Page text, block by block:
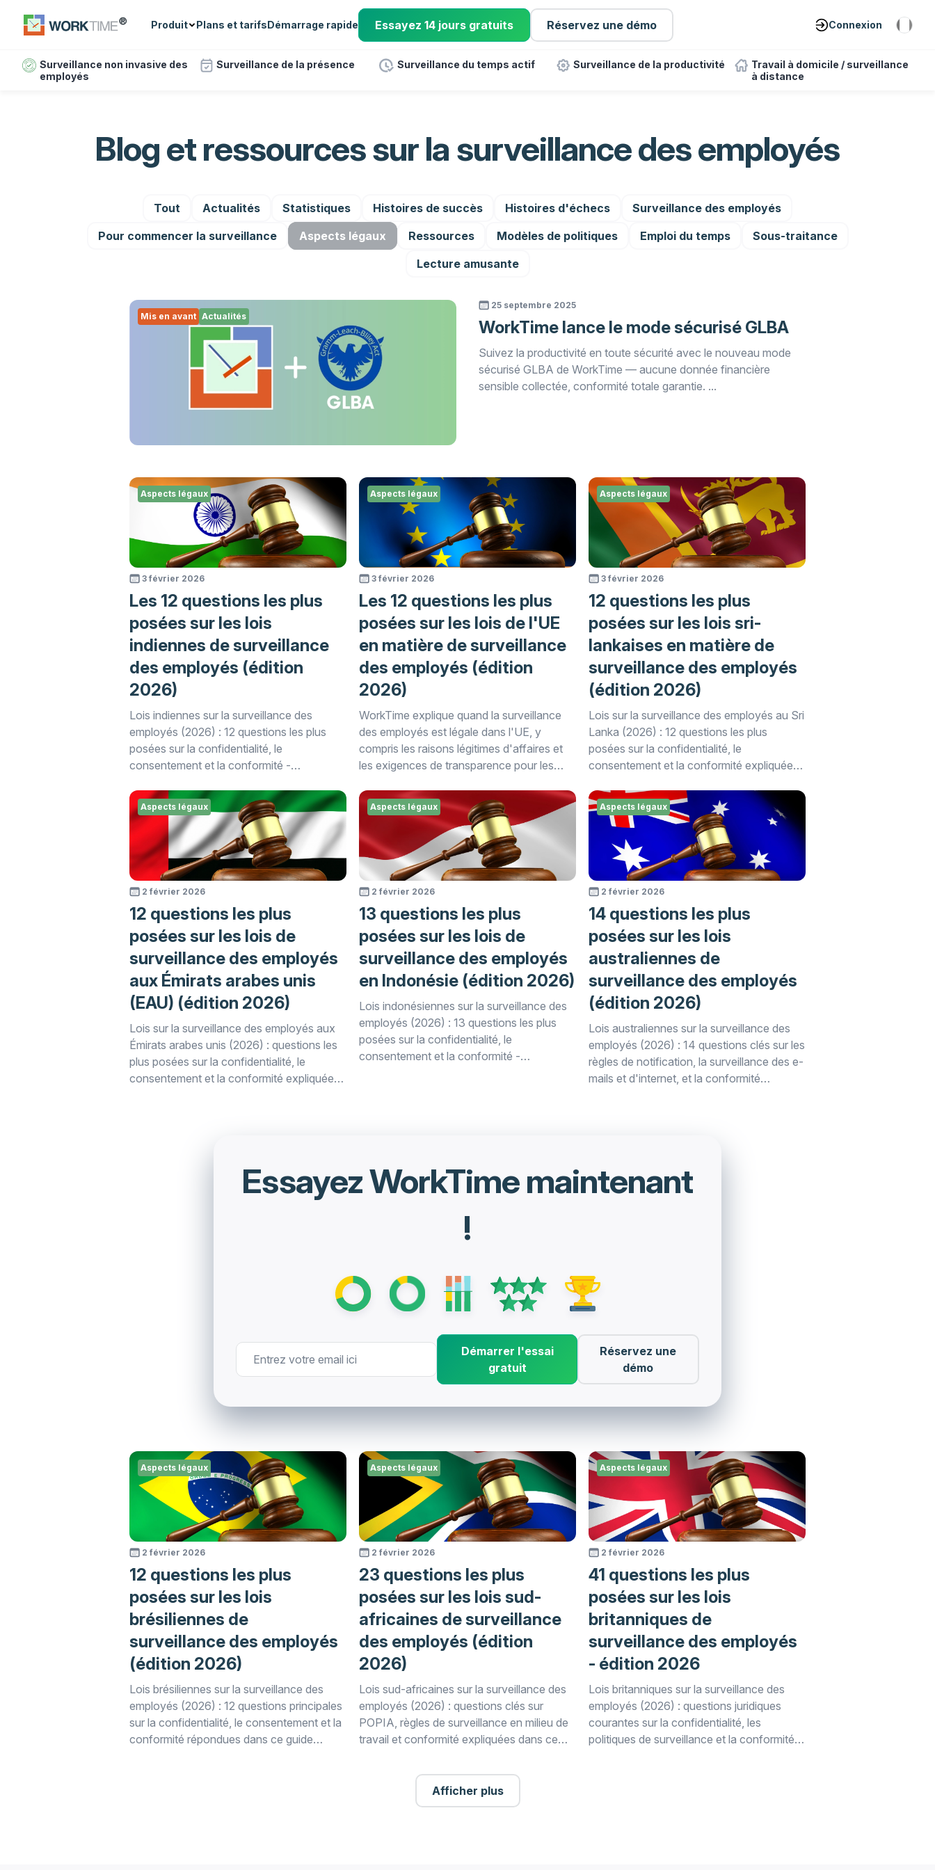
Produit Plans et tarifsDémarrage rapide Essayez 14 jours gratuits Réservez une démo Connexion
Surveillance non invasive des
employés
Surveillance de la présence Surveillance du temps actif Surveillance de la productivité
Travail à domicile / surveillance
à distance
Blog et ressources sur la surveillance des employés
Tout Actualités Statistiques Histoires de succès Histoires d'échecs
Surveillance des employés
Pour commencer la surveillance
Aspects légaux Ressources Modèles de politiques Emploi du temps
Sous-traitance
Lecture amusante
25 septembre 2025
WorkTime lance le mode sécurisé GLBA
Suivez la productivité en toute sécurité avec le nouveau mode
sécurisé GLBA de WorkTime — aucune donnée financière
sensible collectée, conformité totale garantie. ...
Mis en avant Actualités
3 février 2026
Les 12 questions les plus
posées sur les lois
indiennes de surveillance
des employés (édition
2026)
Lois indiennes sur la surveillance des
employés (2026) : 12 questions les plus
posées sur la confidentialité, le
consentement et la conformité -
WorkTime.
Aspects légaux
3 février 2026
Les 12 questions les plus
posées sur les lois de l'UE
en matière de surveillance
des employés (édition
2026)
WorkTime explique quand la surveillance
des employés est légale dans l'UE, y
compris les raisons légitimes d'affaires et
les exigences de transparence pour les
Aspects légaux
3 février 2026
12 questions les plus
posées sur les lois sri-
lankaises en matière de
surveillance des employés
(édition 2026)
Lois sur la surveillance des employés au Sri
Lanka (2026) : 12 questions les plus
posées sur la confidentialité, le
consentement et la conformité expliquées
Aspects légaux
2 février 2026
12 questions les plus
posées sur les lois de
surveillance des employés
aux Émirats arabes unis
(EAU) (édition 2026)
Lois sur la surveillance des employés aux
Émirats arabes unis (2026) : questions les
plus posées sur la confidentialité, le
consentement et la conformité expliquées
Aspects légaux
2 février 2026
13 questions les plus
posées sur les lois de
surveillance des employés
en Indonésie (édition 2026)
Lois indonésiennes sur la surveillance des
employés (2026) : 13 questions les plus
posées sur la confidentialité, le
consentement et la conformité -
Aspects légaux
2 février 2026
14 questions les plus
posées sur les lois
australiennes de
surveillance des employés
(édition 2026)
Lois australiennes sur la surveillance des
employés (2026) : 14 questions clés sur les
règles de notification, la surveillance des e-
mails et d'internet, et la conformité
Aspects légaux
Essayez WorkTime maintenant
!
Démarrer l'essai
gratuit
Réservez une
démo
2 février 2026
12 questions les plus
posées sur les lois
brésiliennes de
surveillance des employés
(édition 2026)
Lois brésiliennes sur la surveillance des
employés (2026) : 12 questions principales
sur la confidentialité, le consentement et la
conformité répondues dans ce guide
Aspects légaux
2 février 2026
23 questions les plus
posées sur les lois sud-
africaines de surveillance
des employés (édition
2026)
Lois sud-africaines sur la surveillance des
employés (2026) : questions clés sur
POPIA, règles de surveillance en milieu de
travail et conformité expliquées dans ce
Aspects légaux
2 février 2026
41 questions les plus
posées sur les lois
britanniques de
surveillance des employés
- édition 2026
Lois britanniques sur la surveillance des
employés (2026) : questions juridiques
courantes sur la confidentialité, les
politiques de surveillance et la conformité
Aspects légaux
Afficher plus